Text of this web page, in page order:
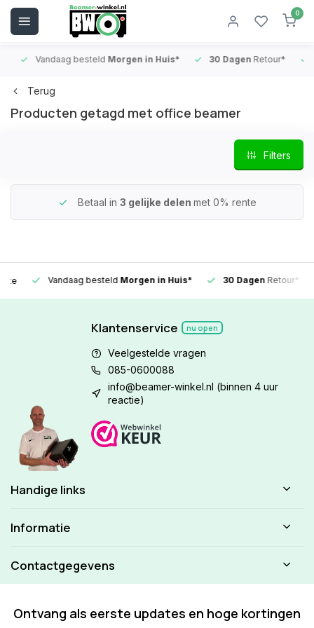
0
Vandaag besteldMorgen in Huis* 30 DagenRetour*
Terug
Producten getagd met office beamer
Filters
Betaal in 3 gelijke delen met 0% rente
Vandaag besteldMorgen in Huis* 30 DagenRetour*
Klantenservice nu open
Veelgestelde vragen
085-0600088
info@beamer-winkel.nl (binnen 4 uur
reactie)
Handige links
Informatie
Contactgegevens
Ontvang als eerste updates en hoge kortingen